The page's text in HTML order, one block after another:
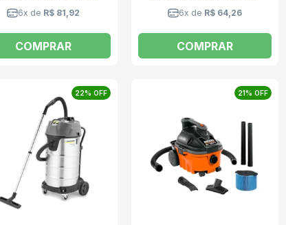
6x de R$ 81,92
COMPRAR
6x de R$ 64,26
COMPRAR
22% OFF 21% OFF